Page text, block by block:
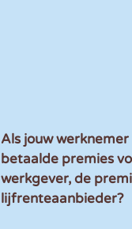
Als jouw
betaalde premies
werkgever, de
lijfrenteaanbieder?